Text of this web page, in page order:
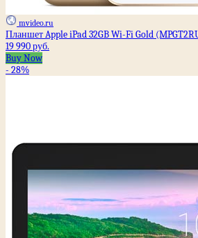
mvideo.ru
Планшет Apple iPad 32GB Wi-Fi Gold
19 990 руб.
Buy Now
- 28%